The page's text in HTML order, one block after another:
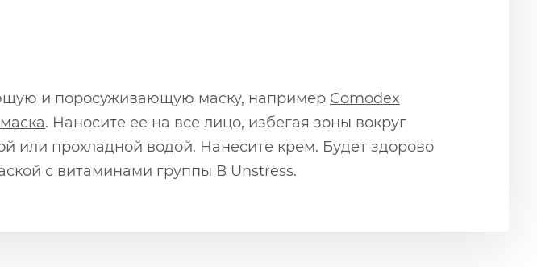
и поросуживающую маску, например Comodex
. Наносите ее на все лицо, избегая зоны вокруг
или прохладной водой. Нанесите крем. Будет здорово
с витаминами группы В Unstress.